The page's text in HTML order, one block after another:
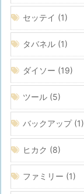
セッテイ (1)
タバネル (1)
ダイソー (19)
ツール (5)
バックアップ(1)
ヒカク (8)
ファミリー (1)